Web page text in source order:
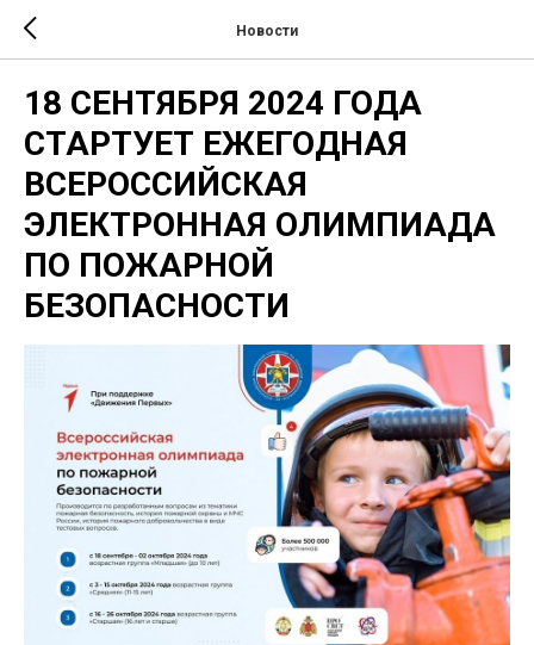
Новости
18 СЕНТЯБРЯ 2024 ГОДА
СТАРТУЕТ ЕЖЕГОДНАЯ
ВСЕРОССИЙСКАЯ
ЭЛЕКТРОННАЯ ОЛИМПИАДА
ПО ПОЖАРНОЙ
БЕЗОПАСНОСТИ